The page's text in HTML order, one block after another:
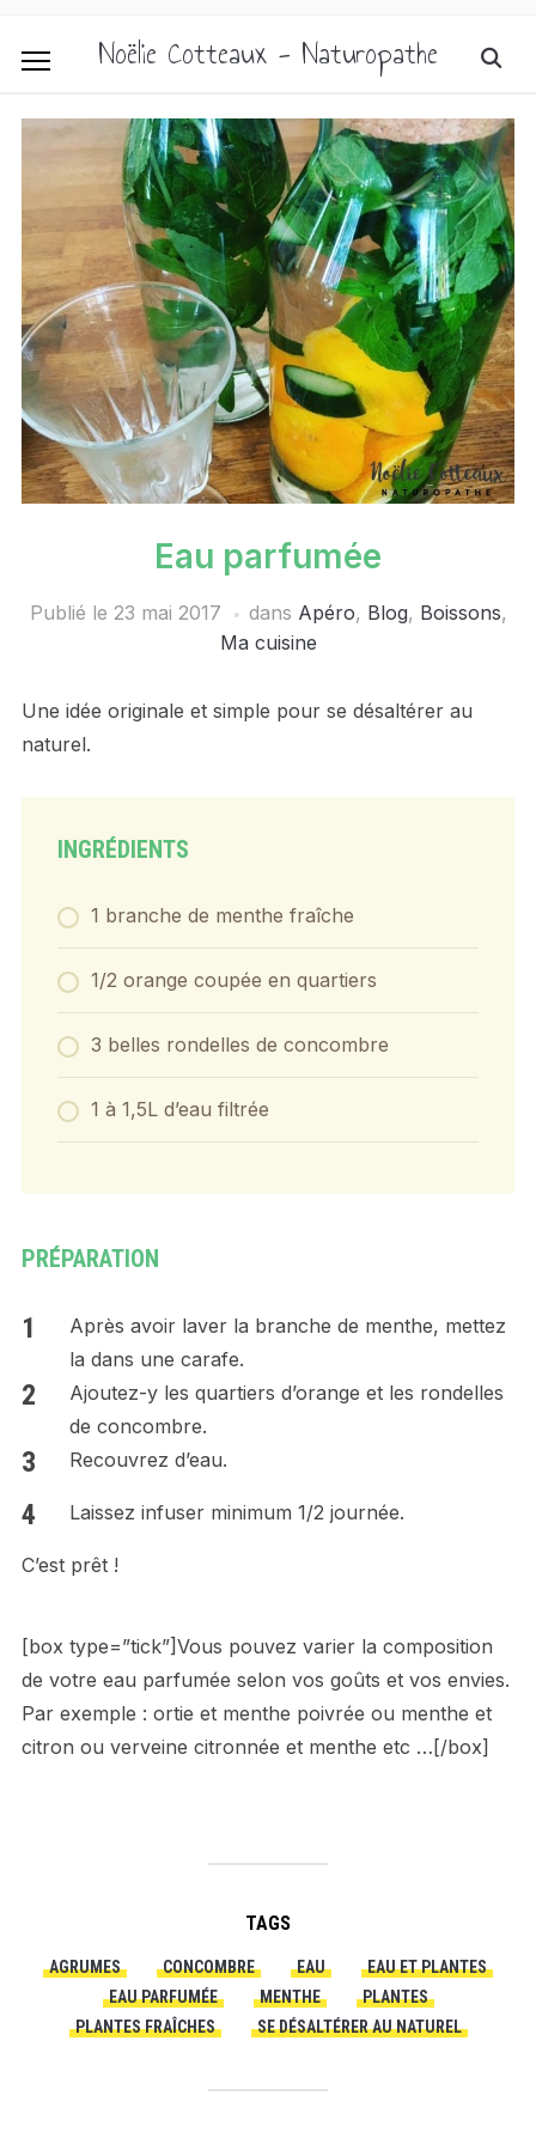
Noëlie Cotteaux - Naturopathe
Eau parfumée
Publié le 23 mai 2017 dans Apéro, Blog, Boissons,
Ma cuisine
Une idée originale et simple pour se désaltérer au
naturel.
INGRÉDIENTS
1 branche de menthe fraîche
1/2 orange coupée en quartiers
3 belles rondelles de concombre
1 à 1,5L d’eau filtrée
PRÉPARATION
Après avoir laver la branche de menthe, mettez
la dans une carafe.
Ajoutez-y les quartiers d’orange et les rondelles
de concombre.
Recouvrez d’eau.
Laissez infuser minimum 1/2 journée.
C’est prêt !
[box type=”tick”]Vous pouvez varier la composition
de votre eau parfumée selon vos goûts et vos envies.
Par exemple : ortie et menthe poivrée ou menthe et
citron ou verveine citronnée et menthe etc …[/box]
TAGS
AGRUMES CONCOMBRE EAU
EAU ET PLANTES
EAU PARFUMÉE
MENTHE
PLANTES
PLANTES FRAÎCHES
SE DÉSALTÉRER AU NATUREL